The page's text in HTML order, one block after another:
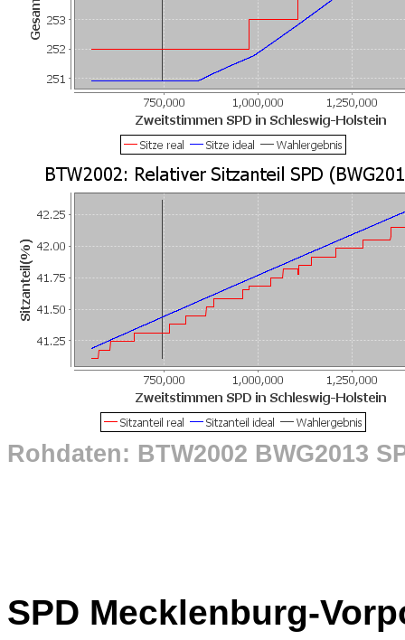
Rohdaten: BTW2002 BWG2013
SPD Mecklenburg-